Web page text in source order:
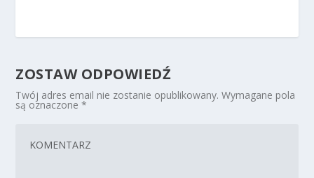
ZOSTAW ODPOWIEDŹ
Twój adres email nie zostanie opublikowany. Wymagane pola
są oznaczone*